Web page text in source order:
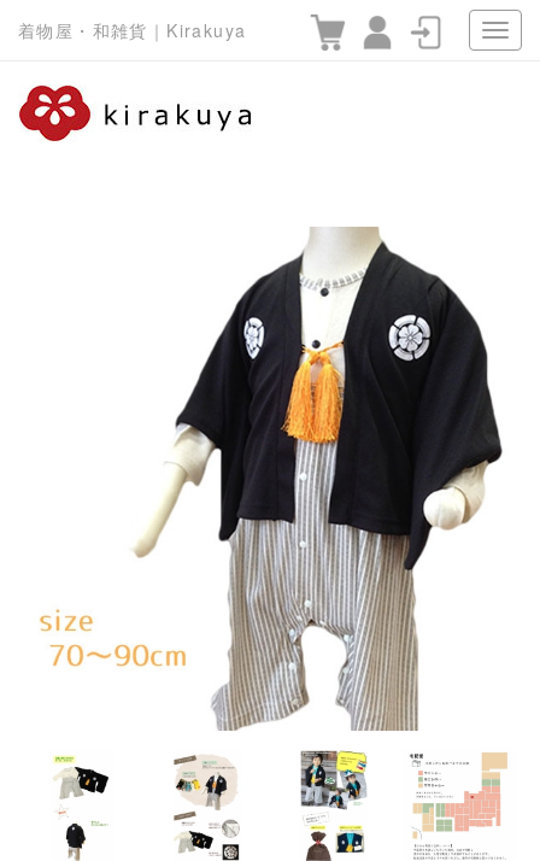
着物屋・和雑貨｜Kirakuya